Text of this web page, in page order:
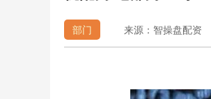
部门 来源：智操盘配资